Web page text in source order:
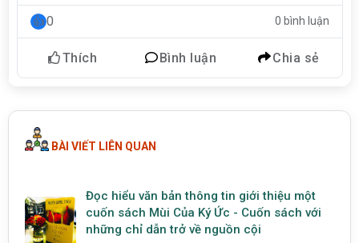
0 0 bình luận
Thích Bình luận Chia sẻ
BÀI VIẾT LIÊN QUAN
Đọc hiểu văn bản thông tin giới thiệu một
cuốn sách Mùi Của Ký Ức - Cuốn sách với
những chỉ dẫn trở về nguồn cội